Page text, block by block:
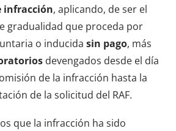
infracción, aplicando, de ser el
gradualidad que proceda por
o inducida sin pago, más
devengados desde el día
de la infracción hasta la
de la solicitud del RAF.
que la infracción ha sido